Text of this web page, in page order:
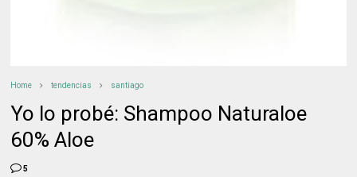
Home tendencias santiago
Yo lo probé: Shampoo Naturaloe
60% Aloe
5